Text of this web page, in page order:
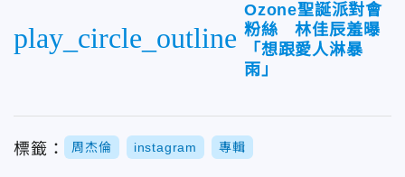
play_circle_outline
Ozone聖誕派對會
粉絲 林佳辰羞曝
「想跟愛人淋暴
雨」
標籤： 周杰倫 instagram 專輯